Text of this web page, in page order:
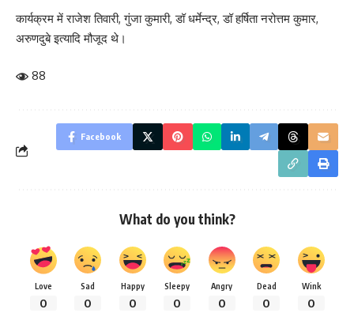
कार्यक्रम में राजेश तिवारी, गुंजा कुमारी, डॉ धर्मेन्द्र, डॉ हर्षिता नरोत्तम कुमार,
अरुणदुबे इत्यादि मौजूद थे।
88
Facebook
What do you think?
Love
0
Sad
0
Happy
0
Sleepy
0
Angry
0
Dead
0
Wink
0